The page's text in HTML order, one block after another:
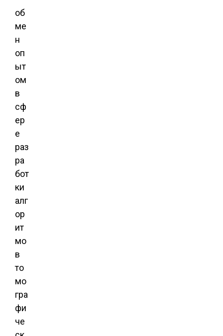
об
ме
н
оп
ыт
ом
в
сф
ер
е
раз
ра
бот
ки
алг
ор
ит
мо
в
то
мо
гра
фи
че